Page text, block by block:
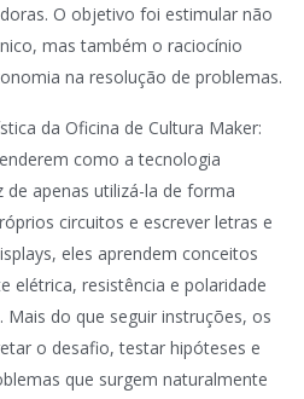
O objetivo foi estimular não
mas também o raciocínio
na resolução de problemas.
da Oficina de Cultura Maker:
como a tecnologia
apenas utilizá-la de forma
circuitos e escrever letras e
eles aprendem conceitos
elétrica, resistência e polaridade
do que seguir instruções, os
o desafio, testar hipóteses e
que surgem naturalmente